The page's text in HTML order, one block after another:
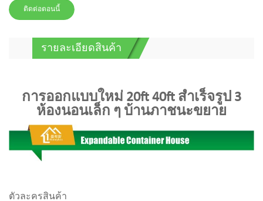
ติดต่อตอนนี้
รายละเอียดสินค้า
การออกแบบใหม่ 20ft 40ft สำเร็จรูป 3
ห้องนอนเล็ก ๆ บ้านภาชนะขยาย
ตัวละครสินค้า